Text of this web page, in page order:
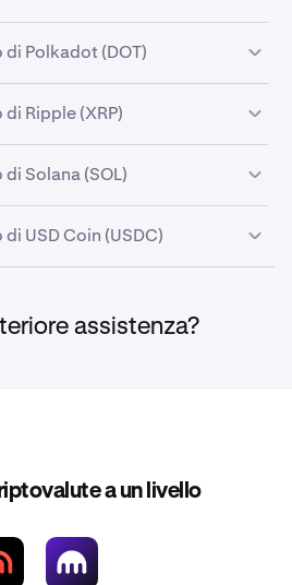
Polkadot (DOT)
Ripple (XRP)
Solana (SOL)
USD Coin (USDC)
assistenza?
a un livello